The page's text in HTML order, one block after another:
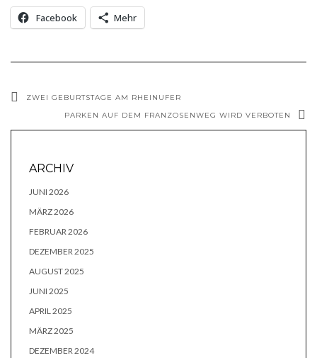
Facebook Mehr
ZWEI GEBURTSTAGE AM RHEINUFER
PARKEN AUF DEM FRANZOSENWEG WIRD VERBOTEN
ARCHIV
JUNI 2026
MÄRZ 2026
FEBRUAR 2026
DEZEMBER 2025
AUGUST 2025
JUNI 2025
APRIL 2025
MÄRZ 2025
DEZEMBER 2024